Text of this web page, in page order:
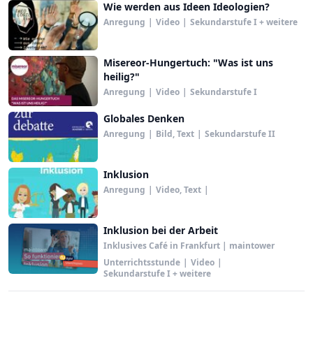
Wie werden aus Ideen Ideologien?
Anregung | Video | Sekundarstufe I + weitere
Misereor-Hungertuch: "Was ist uns
heilig?"
Anregung | Video | Sekundarstufe I
Globales Denken
Anregung | Bild, Text | Sekundarstufe II
Inklusion
Anregung | Video, Text |
Inklusion bei der Arbeit
Inklusives Café in Frankfurt | maintower
Unterrichtsstunde | Video |
Sekundarstufe I + weitere